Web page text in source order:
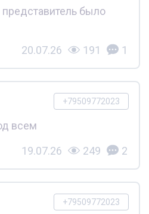
было
20.07.26 191 1
+79509772023
всем
19.07.26 249 2
+79509772023